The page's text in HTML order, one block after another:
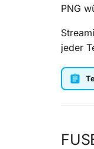
PNG
jeder